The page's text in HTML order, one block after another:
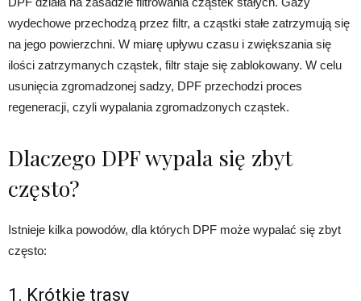
wydechowe przechodzą przez filtr, a cząstki stałe zatrzymują się
na jego powierzchni. W miarę upływu czasu i zwiększania się
ilości zatrzymanych cząstek, filtr staje się zablokowany. W celu
usunięcia zgromadzonej sadzy, DPF przechodzi proces
regeneracji, czyli wypalania zgromadzonych cząstek.
Dlaczego DPF wypala się zbyt
często?
Istnieje kilka powodów, dla których DPF może wypalać się zbyt
często:
1. Krótkie trasy